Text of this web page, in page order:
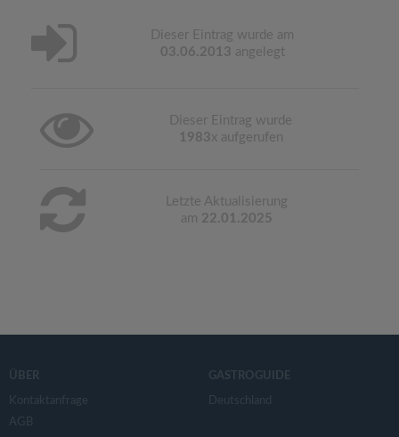
Dieser Eintrag wurde am
03.06.2013 angelegt
Dieser Eintrag wurde
1983x aufgerufen
Letzte Aktualisierung
am 22.01.2025
ÜBER
Kontaktanfrage
AGB
GASTROGUIDE
Deutschland